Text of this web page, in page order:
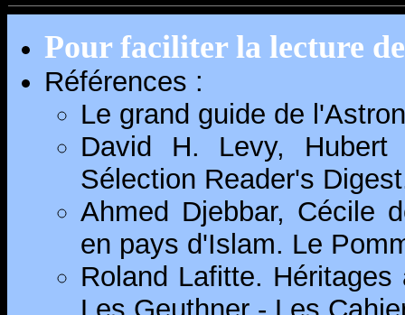
Pour faciliter la lecture
Références :
Le grand guide de
David H. Levy, Hubert
Sélection Reader's
Ahmed Djebbar, Cécile
en pays d'Islam. Le
Roland Lafitte.